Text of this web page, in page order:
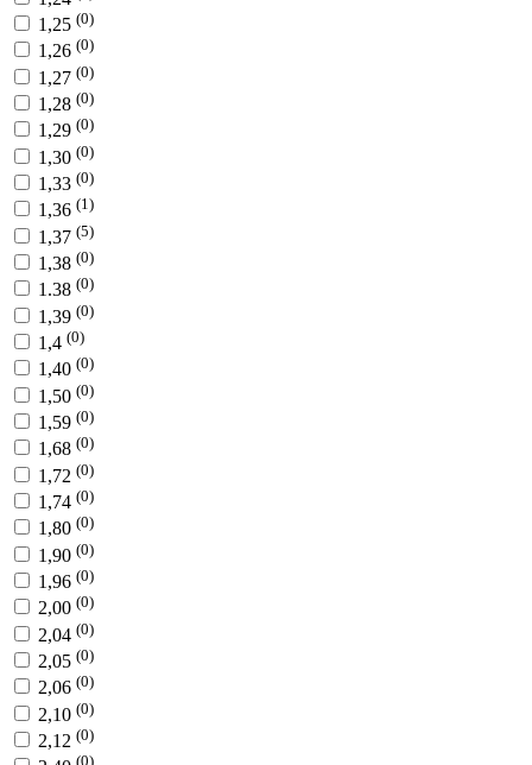
1,25 (0)
1,26 (0)
1,27 (0)
1,28 (0)
1,29 (0)
1,30 (0)
1,33 (0)
1,36 (1)
1,37 (5)
1,38 (0)
1.38 (0)
1,39 (0)
1,4 (0)
1,40 (0)
1,50 (0)
1,59 (0)
1,68 (0)
1,72 (0)
1,74 (0)
1,80 (0)
1,90 (0)
1,96 (0)
2,00 (0)
2,04 (0)
2,05 (0)
2,06 (0)
2,10 (0)
2,12 (0)
(0)